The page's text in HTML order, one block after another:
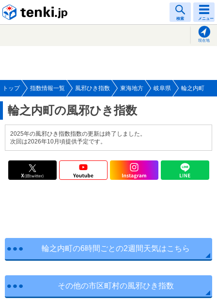
検索 メニュー
現在地
トップ 指数情報一覧 風邪ひき指数 東海地方 岐阜県 輪之内町
輪之内町の風邪ひき指数
2025年の風邪ひき指数指数の更新は終了しました。
次回は2026年10月頃提供予定です。
輪之内町の6時間ごとの2週間天気はこちら
その他の市区町村の風邪ひき指数